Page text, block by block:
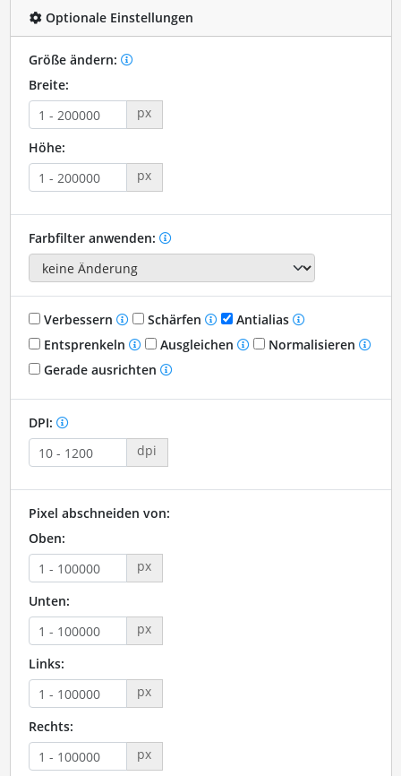
Optionale Einstellungen
Größe ändern:
Breite:
px
Höhe:
px
Farbfilter anwenden:
Verbessern Schärfen
Antialias
Entsprenkeln
Ausgleichen
Normalisieren
Gerade ausrichten
DPI:
dpi
Pixel abschneiden von:
Oben:
px
Unten:
px
Links:
px
Rechts:
px